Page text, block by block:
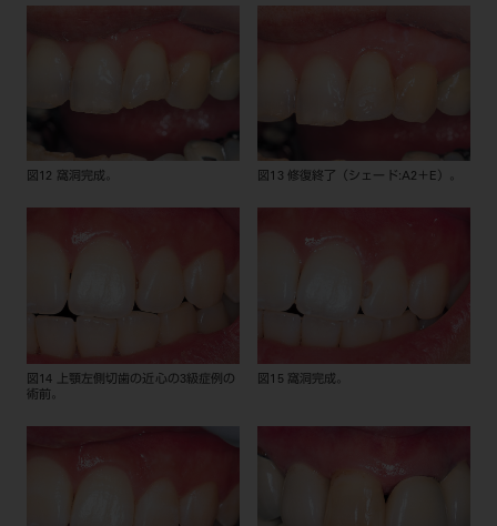
図12 窩洞完成。 図13 修復終了（シェード:A2＋E）。
図14 上顎左側切歯の近心の3級症例の
術前。
図15 窩洞完成。